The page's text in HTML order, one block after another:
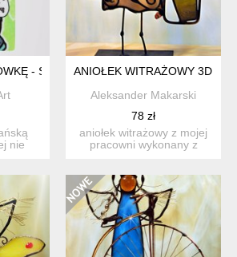
- ŚWINKA TOFU - VEGAN
nie
ANIOŁEK WITRAŻOWY 3D
Aleksander Makarski
78 zł
aniołek witrażowy z mojej
pracowni wykonany z